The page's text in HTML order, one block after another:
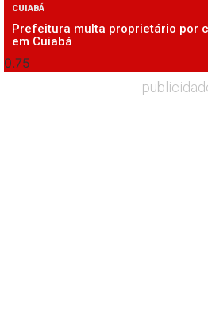
CUIABÁ
Prefeitura multa proprietário por
em Cuiabá